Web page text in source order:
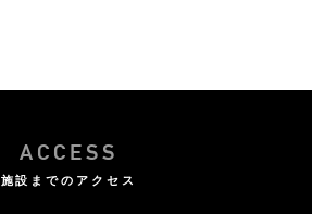
ACCESS
施設までのアクセス